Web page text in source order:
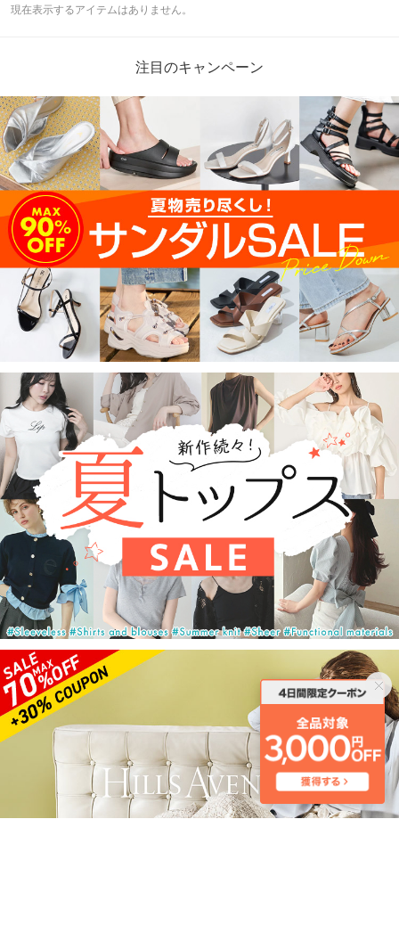
現在表示するアイテムはありません。
注目のキャンペーン